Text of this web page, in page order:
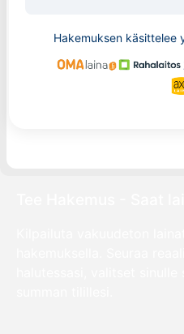
Hakemuksen käsittelee